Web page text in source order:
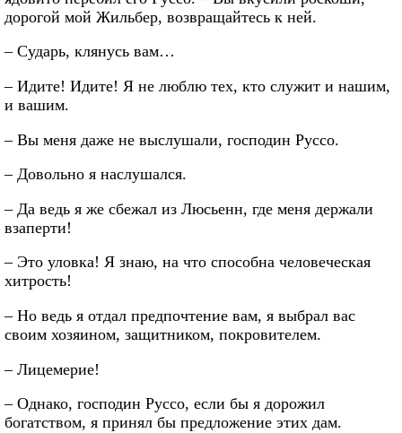
дорогой мой Жильбер, возвращайтесь к ней.
– Сударь, клянусь вам…
– Идите! Идите! Я не люблю тех, кто служит и нашим,
и вашим.
– Вы меня даже не выслушали, господин Руссо.
– Довольно я наслушался.
– Да ведь я же сбежал из Люсьенн, где меня держали
взаперти!
– Это уловка! Я знаю, на что способна человеческая
хитрость!
– Но ведь я отдал предпочтение вам, я выбрал вас
своим хозяином, защитником, покровителем.
– Лицемерие!
– Однако, господин Руссо, если бы я дорожил
богатством, я принял бы предложение этих дам.